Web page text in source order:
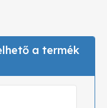
a termék